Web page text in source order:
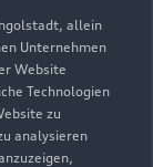
allein
Unternehmen
Website
Technologien
zu
analysieren